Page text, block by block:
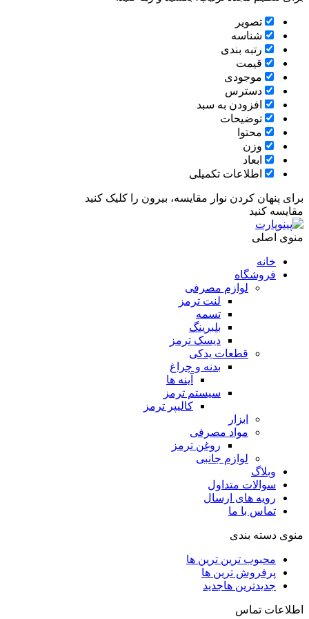
تصویر
شناسه
رتبه بندی
قیمت
موجودی
دسترس
افزودن به سبد
توضیحات
محتوا
وزن
ابعاد
اطلاعات تکمیلی
برای پنهان کردن نوار مقایسه، بیرون را کلیک کنید
مقایسه کنید
منوی اصلی
خانه
فروشگاه
لوازم مصرفی
لنت ترمز
تسمه
بلبرینگ
دیسک ترمز
قطعات یدکی
بدنه و چراغ
آینه ها
سیستم ترمز
کالیپر ترمز
ابزار
مواد مصرفی
روغن ترمز
لوازم جانبی
وبلاگ
سوالات متداول
رویه های ارسال
تماس با ما
منوی دسته بندی
محبوب ترین ترین ها
پرفروش ترین ها
جدیدترین هاجدید
اطلاعات تماس